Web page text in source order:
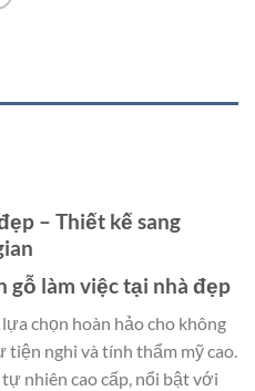
– Thiết kế sang
gỗ làm việc tại nhà đẹp
chọn hoàn hảo cho không
tiện nghi và tính thẩm mỹ cao.
nhiên cao cấp, nổi bật với